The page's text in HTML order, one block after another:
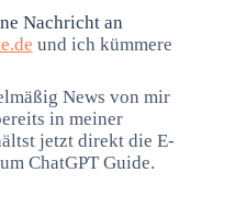
Nachricht an
und ich kümmere
News von mir
in meiner
jetzt direkt die E-
ChatGPT Guide.